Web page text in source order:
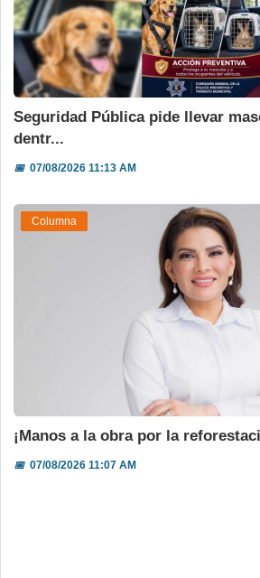
Seguridad Pública pide llevar
dentr...
📅07/08/2026 11:13 AM
Columna
¡Manos a la obra por la
📅07/08/2026 11:07 AM